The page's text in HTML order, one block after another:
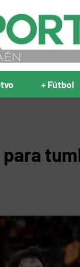
+ Fútbol